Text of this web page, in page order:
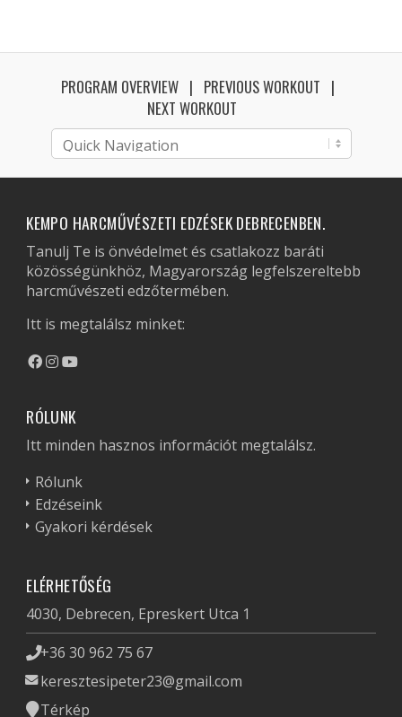
PROGRAM OVERVIEW
PREVIOUS WORKOUT
NEXT WORKOUT
KEMPO HARCMŰVÉSZETI EDZÉSEK DEBRECENBEN.
Tanulj Te is önvédelmet és csatlakozz baráti
közösségünkhöz, Magyarország legfelszereltebb
harcművészeti edzőtermében.
Itt is megtalálsz minket:
RÓLUNK
Itt minden hasznos információt megtalálsz.
Rólunk
Edzéseink
Gyakori kérdések
ELÉRHETŐSÉG
4030, Debrecen, Epreskert Utca 1
+36 30 962 75 67
keresztesipeter23@gmail.com
Térkép